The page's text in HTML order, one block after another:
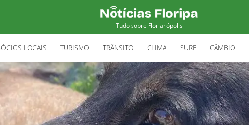
Tudo sobre Florianópolis
LOCAIS TURISMO TRÂNSITO CLIMA SURF CÂMBIO